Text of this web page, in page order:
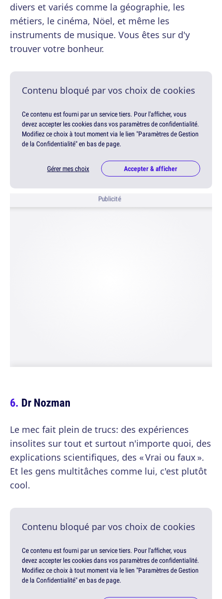
divers et variés comme la géographie, les
métiers, le cinéma, Nöel, et même les
instruments de musique. Vous êtes sur d'y
trouver votre bonheur.
Contenu bloqué par vos choix de cookies
Ce contenu est fourni par un service tiers. Pour l'afficher, vous
devez accepter les cookies dans vos paramètres de confidentialité.
Modifiez ce choix à tout moment via le lien "Paramètres de Gestion
de la Confidentialité" en bas de page.
Gérer mes choix Accepter & afficher
Publicité
Dr Nozman
Le mec fait plein de trucs: des expériences
insolites sur tout et surtout n'importe quoi, des
explications scientifiques, des « Vrai ou faux ».
Et les gens multitâches comme lui, c'est plutôt
cool.
Contenu bloqué par vos choix de cookies
Ce contenu est fourni par un service tiers. Pour l'afficher, vous
devez accepter les cookies dans vos paramètres de confidentialité.
Modifiez ce choix à tout moment via le lien "Paramètres de Gestion
de la Confidentialité" en bas de page.